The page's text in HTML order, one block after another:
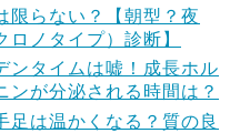
限らない？【朝型？夜
ロノタイプ）診断】
ンタイムは嘘！成長ホル
ンが分泌される時間は？
足は温かくなる？質の良